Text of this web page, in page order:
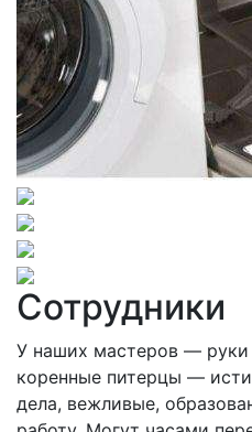
Сотрудники
У наших мастеров — руки
коренные питерцы —
дела, вежливые,